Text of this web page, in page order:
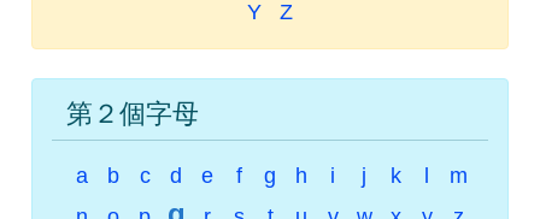
Y
Z
第２個字母
a b c d e f g h i j k
m